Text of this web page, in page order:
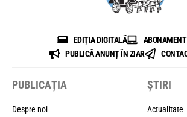
EDIȚIA DIGITALĂ
PUBLICĂ ANUNȚ ÎN ZIAR
PUBLICAȚIA
Despre noi
ȘTIRI
Actualitate